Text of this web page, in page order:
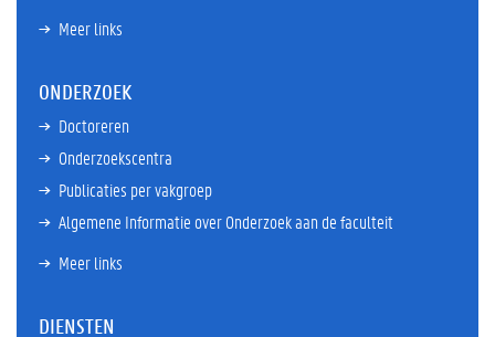
Meer links
ONDERZOEK
Doctoreren
Onderzoekscentra
Publicaties per vakgroep
Algemene Informatie over Onderzoek aan de faculteit
Meer links
DIENSTEN